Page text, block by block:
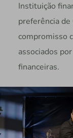
Instituição
preferência
compromisso
associados
financeiras.